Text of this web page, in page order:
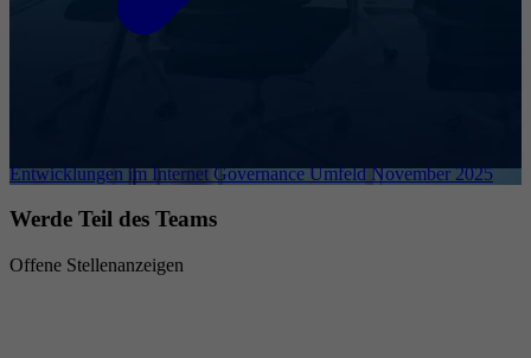
Entwicklungen im Internet Governance Umfeld November 2025
Werde Teil des Teams
Offene Stellenanzeigen